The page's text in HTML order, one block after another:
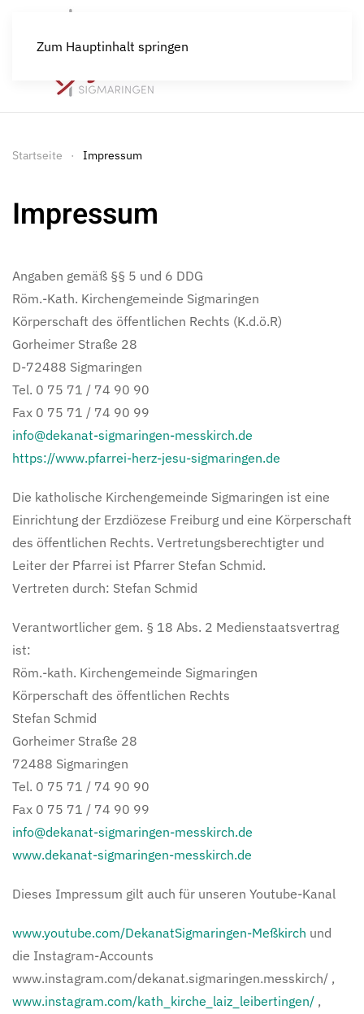
Zum Hauptinhalt springen
Startseite Impressum
Impressum
Angaben gemäß §§ 5 und 6 DDG
Röm.-Kath. Kirchengemeinde Sigmaringen
Körperschaft des öffentlichen Rechts (K.d.ö.R)
Gorheimer Straße 28
D-72488 Sigmaringen
Tel. 0 75 71 / 74 90 90
Fax 0 75 71 / 74 90 99
info@dekanat-sigmaringen-messkirch.de
https://www.pfarrei-herz-jesu-sigmaringen.de
Die katholische Kirchengemeinde Sigmaringen ist eine
Einrichtung der Erzdiözese Freiburg und eine Körperschaft
des öffentlichen Rechts. Vertretungsberechtigter und
Leiter der Pfarrei ist Pfarrer Stefan Schmid.
Vertreten durch: Stefan Schmid
Verantwortlicher gem. § 18 Abs. 2 Medienstaatsvertrag
ist:
Röm.-kath. Kirchengemeinde Sigmaringen
Körperschaft des öffentlichen Rechts
Stefan Schmid
Gorheimer Straße 28
72488 Sigmaringen
Tel. 0 75 71 / 74 90 90
Fax 0 75 71 / 74 90 99
info@dekanat-sigmaringen-messkirch.de
www.dekanat-sigmaringen-messkirch.de
Dieses Impressum gilt auch für unseren Youtube-Kanal
www.youtube.com/DekanatSigmaringen-Meßkirch und
die Instagram-Accounts
www.instagram.com/dekanat.sigmaringen.messkirch/ ,
www.instagram.com/kath_kirche_laiz_leibertingen/ ,